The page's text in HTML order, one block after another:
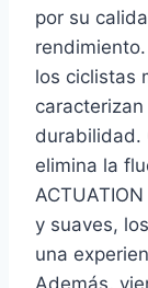
por su
los ciclistas
durabilidad.
elimina la
y suaves,
una
Además,